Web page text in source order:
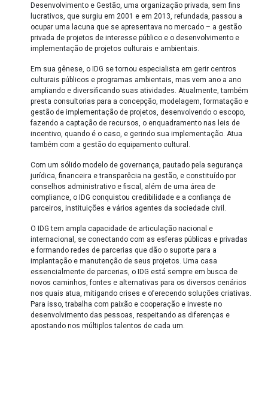
Desenvolvimento e Gestão, uma organização privada, sem fins
lucrativos, que surgiu em 2001 e em 2013, refundada, passou a
ocupar uma lacuna que se apresentava no mercado – a gestão
privada de projetos de interesse público e o desenvolvimento e
implementação de projetos culturais e ambientais.
Em sua gênese, o IDG se tornou especialista em gerir centros
culturais públicos e programas ambientais, mas vem ano a ano
ampliando e diversificando suas atividades. Atualmente, também
presta consultorias para a concepção, modelagem, formatação e
gestão de implementação de projetos, desenvolvendo o escopo,
fazendo a captação de recursos, o enquadramento nas leis de
incentivo, quando é o caso, e gerindo sua implementação. Atua
também com a gestão do equipamento cultural.
Com um sólido modelo de governança, pautado pela segurança
jurídica, financeira e transparêcia na gestão, e constituído por
conselhos administrativo e fiscal, além de uma área de
compliance, o IDG conquistou credibilidade e a confiança de
parceiros, instituições e vários agentes da sociedade civil.
O IDG tem ampla capacidade de articulação nacional e
internacional, se conectando com as esferas públicas e privadas
e formando redes de parcerias que dão o suporte para a
implantação e manutenção de seus projetos. Uma casa
essencialmente de parcerias, o IDG está sempre em busca de
novos caminhos, fontes e alternativas para os diversos cenários
nos quais atua, mitigando crises e oferecendo soluções criativas.
Para isso, trabalha com paixão e cooperação e investe no
desenvolvimento das pessoas, respeitando as diferenças e
apostando nos múltiplos talentos de cada um.